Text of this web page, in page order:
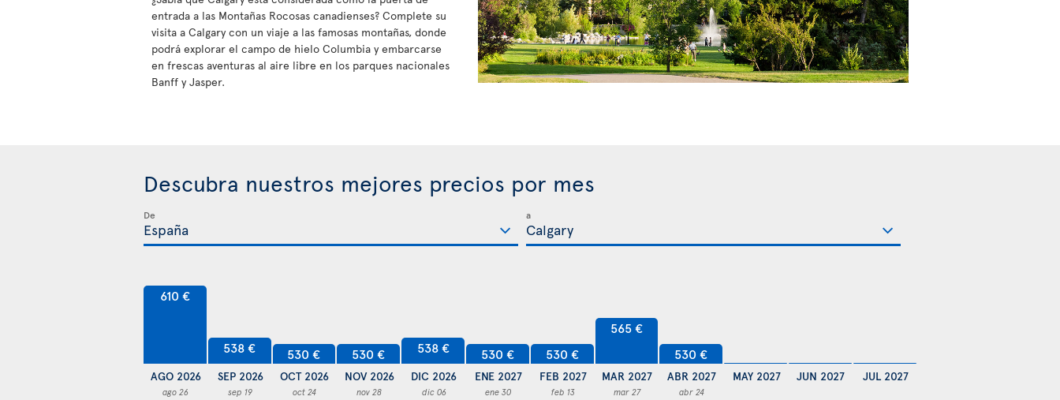
entrada a las Montañas Rocosas canadienses? Complete su
visita a Calgary con un viaje a las famosas montañas, donde
podrá explorar el campo de hielo Columbia y embarcarse
en frescas aventuras al aire libre en los parques nacionales
Banff y Jasper.
Descubra nuestros mejores precios por mes
De a
610 €
AGO 2026
ago 26
538 €
SEP 2026
sep 19
530 €
OCT 2026
oct 24
530 €
NOV 2026
nov 28
538 €
DIC 2026
dic 06
530 €
ENE 2027
ene 30
530 €
FEB 2027
feb 13
565 €
MAR 2027
mar 27
530 €
ABR 2027
abr 24
MAY 2027 JUN 2027 JUL 2027